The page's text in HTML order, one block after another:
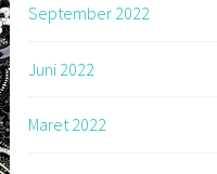
September 2022
Juni 2022
Maret 2022